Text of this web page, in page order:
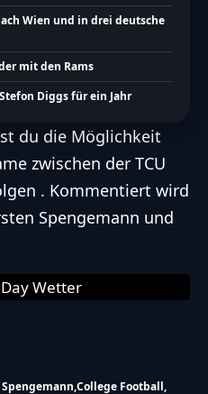
Wien und in drei deutsche
mit den Rams
Diggs für ein Jahr
du die Möglichkeit
zwischen der TCU
. Kommentiert wird
Spengemann und
Wetter
College Football